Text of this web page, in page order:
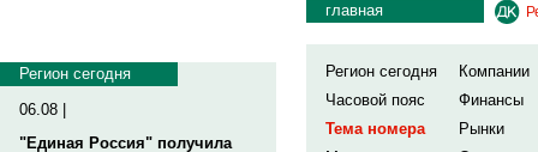
Регион сегодня
06.08 |
"Единая Россия" получила
главная
Регион сегодня
Компании
Часовой пояс
Финансы
Тема номера
Рынки